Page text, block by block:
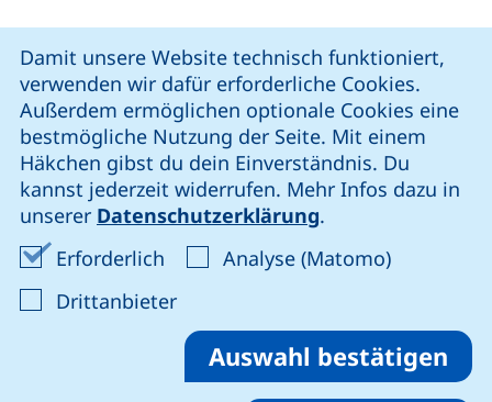
Damit unsere Website technisch funktioniert,
verwenden wir dafür erforderliche Cookies.
Außerdem ermöglichen optionale Cookies eine
bestmögliche Nutzung der Seite. Mit einem
Häkchen gibst du dein Einverständnis. Du
kannst jederzeit widerrufen. Mehr Infos dazu in
unserer Datenschutzerklärung.
Erforderlich Erforderliche Cookies akzeptieren
Analyse (Matomo)Analyse-
Drittanbieter: Cookies von Drittanbieter
Auswahl bestätigen
unsere Facebook-Seite (externer Link, öffnet neues
unsere LinkedIn-Seite (externer Link, öffnet
unsere Instagram-Seite (externer Link,
unsere YouTube-Seite (externer
Cookie-Einstellungen
Impressum
Datenschutz
Erklärung zur Barrierefreiheit